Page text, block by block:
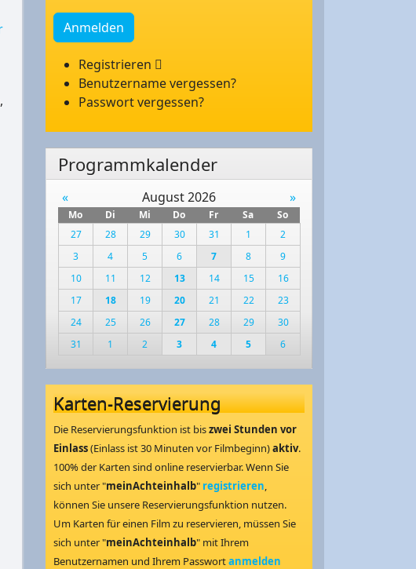
,
Anmelden
Registrieren
Benutzername vergessen?
Passwort vergessen?
Programmkalender
« August 2026 »
Mo Di Mi Do Fr Sa
So
27
28 29 30 31 1
2
3
4 5 6 7 8
9
10
11 12 13 14 15
16
17
18 19 20 21 22
23
24
25 26 27 28 29
30
31
1 2 3 4 5 6
Karten-Reservierung
Die Reservierungsfunktion ist biszwei Stunden vor
Einlass(Einlass ist 30 Minuten vor Filmbeginn)aktiv.
100% der Karten sind online reservierbar. Wenn Sie
sich unter "meinAchteinhalb" registrieren,
können Sie unsere Reservierungsfunktion nutzen.
Um Karten für einen Film zu reservieren, müssen Sie
sich unter "meinAchteinhalb" mit Ihrem
Benutzernamen und Ihrem Passwortanmelden